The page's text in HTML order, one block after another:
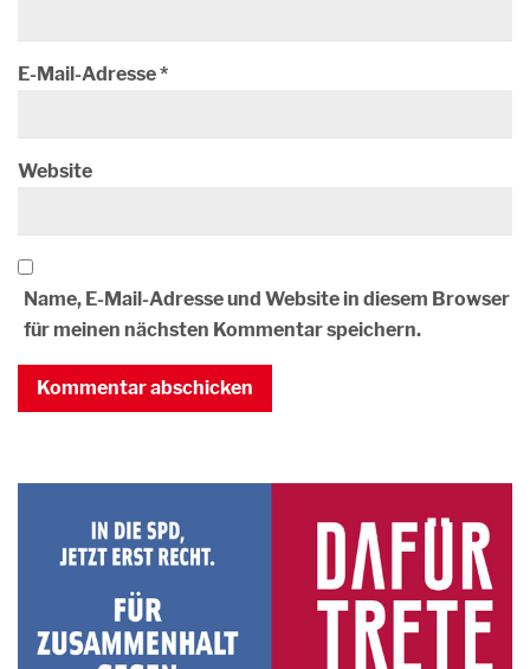
E-Mail-Adresse*
Website
Name, E-Mail-Adresse und Website in diesem Browser
für meinen nächsten Kommentar speichern.